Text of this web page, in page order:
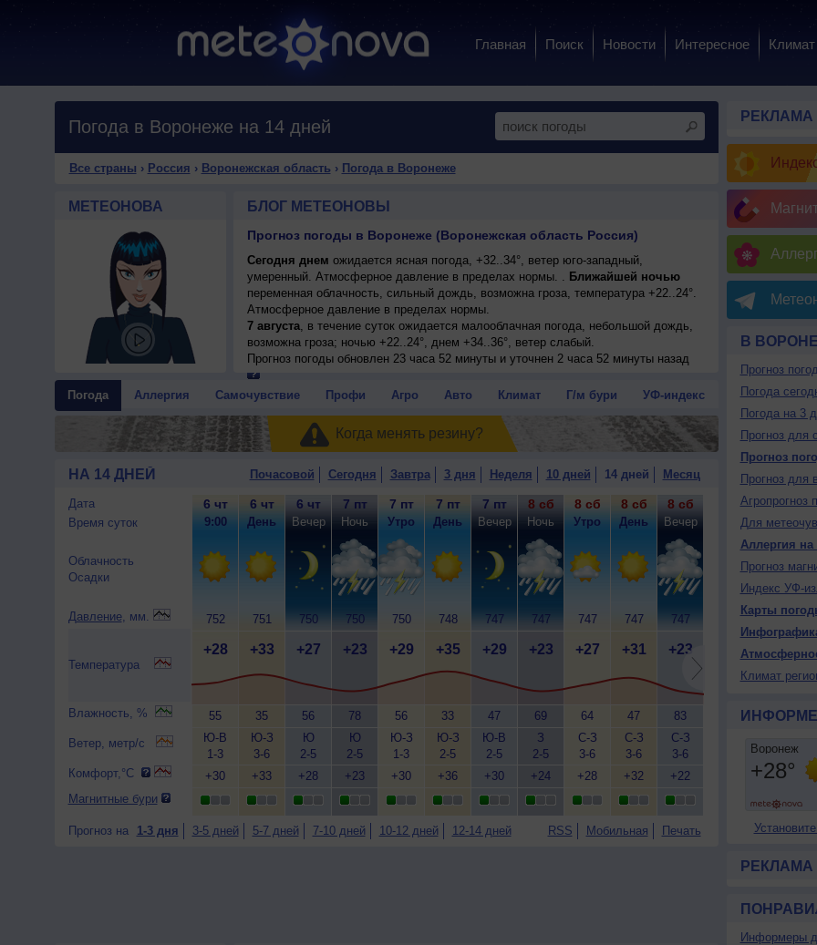
Главная Поиск Новости Интересное Климат
Погода в Воронеже на 14 дней
Все страны › Россия › Воронежская область › Погода в Воронеже
МЕТЕОНОВА БЛОГ МЕТЕОНОВЫ
Прогноз погоды в Воронеже (Воронежская область Россия)
Сегодня днем ожидается ясная погода, +32..34°, ветер юго-западный,
умеренный. Атмосферное давление в пределах нормы. . Ближайшей ночью
переменная облачность, сильный дождь, возможна гроза, температура +22..24°.
Атмосферное давление в пределах нормы.
7 августа, в течение суток ожидается малооблачная погода, небольшой дождь,
возможна гроза; ночью +22..24°, днем +34..36°, ветер слабый.
Прогноз погоды обновлен 23 часа 52 минуты и уточнен 2 часа 52 минуты назад
Погода Аллергия Самочувствие Профи Агро Авто Климат Г/м бури УФ-индекс
Когда менять резинy?
НА 14 ДНЕЙ Почасовой Сегодня Завтра 3 дня Неделя 10 дней 14 дней Месяц
Дата
Время суток
Облачность
Осадки
Давление, мм.
Температура
Влажность, %
Ветер, метр/с
Комфорт,°C
Магнитные бури
6 чт
9:00
752
+28
55
Ю-В
1-3
+30
6 чт
День
751
+33
35
Ю-З
3-6
+33
6 чт
Вечер
750
+27
56
Ю
2-5
+28
7 пт
Ночь
750
+23
78
Ю
2-5
+23
7 пт
Утро
750
+29
56
Ю-З
1-3
+30
7 пт
День
748
+35
33
Ю-З
2-5
+36
7 пт
Вечер
747
+29
47
Ю-В
2-5
+30
8 сб
Ночь
747
+23
69
З
2-5
+24
8 сб
Утро
747
+27
64
С-З
3-6
+28
8 сб
День
747
+31
47
С-З
3-6
+32
8 сб
Вечер
747
+23
83
С-З
3-6
+22
9 вс 9 вс
Утро
749
+23
58
3-6
+25
9
Прогноз на 1-3 дня 3-5 дней 5-7 дней 7-10 дней 10-12 дней 12-14 дней RSS Мобильная Печать
РЕКЛАМА
В
Прогноз
Погода
Погода на 3
Прогноз для
Прогноз
Прогноз для
Агропрогноз
Для
Аллергия на
Прогноз
Индекс УФ-
Карты
Климат
РЕКЛАМА
Информеры